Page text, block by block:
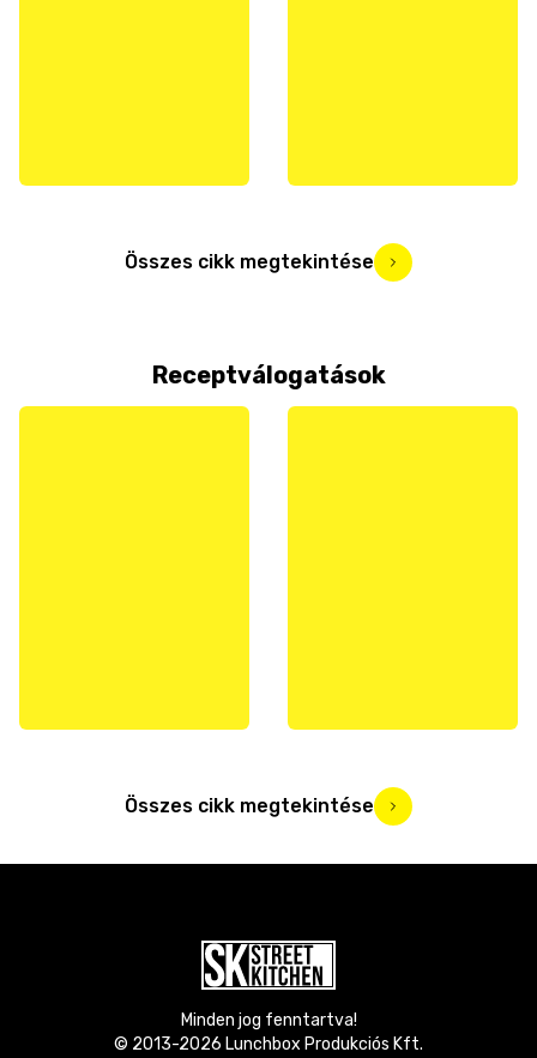
Összes cikk megtekintése
Receptválogatások
Összes cikk megtekintése
Minden jog fenntartva!
© 2013-2026 Lunchbox Produkciós Kft.